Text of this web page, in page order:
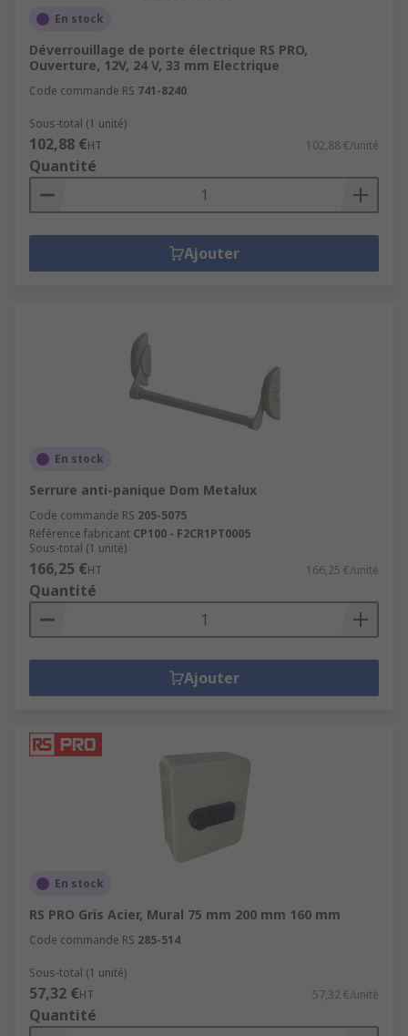
En stock
Déverrouillage de porte électrique RS PRO,
Ouverture, 12V, 24 V, 33 mm Electrique
Code commande RS 741-8240
Sous-total (1 unité)
102,88 €HT 102,88 €/unité
Quantité
Ajouter
En stock
Serrure anti-panique Dom Metalux
Code commande RS 205-5075
Référence fabricant CP100 - F2CR1PT0005
Sous-total (1 unité)
166,25 €HT 166,25 €/unité
Quantité
Ajouter
En stock
RS PRO Gris Acier, Mural 75 mm 200 mm 160 mm
Code commande RS 285-514
Sous-total (1 unité)
57,32 €HT 57,32 €/unité
Quantité